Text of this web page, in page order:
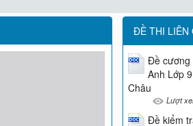
ĐỀ THI LIÊN
Đề cương
Anh Lớp
Châu
Lượt
Đề kiểm